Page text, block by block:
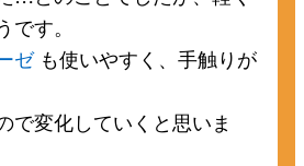
す。
ゼも使いやすく、手触りが
で変化していくと思いま